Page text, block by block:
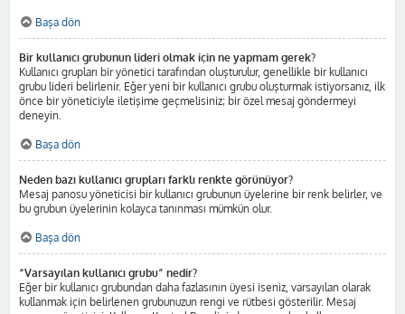
Başa dön
Bir kullanıcı grubunun lideri olmak için ne yapmam gerek?
Kullanıcı grupları bir yönetici tarafından oluşturulur, genellikle bir kullanıcı
grubu lideri belirlenir. Eğer yeni bir kullanıcı grubu oluşturmak istiyorsanız, ilk
önce bir yöneticiyle iletişime geçmelisiniz; bir özel mesaj göndermeyi
deneyin.
Başa dön
Neden bazı kullanıcı grupları farklı renkte görünüyor?
Mesaj panosu yöneticisi bir kullanıcı grubunun üyelerine bir renk belirler, ve
bu grubun üyelerinin kolayca tanınması mümkün olur.
Başa dön
“Varsayılan kullanıcı grubu” nedir?
Eğer bir kullanıcı grubundan daha fazlasının üyesi iseniz, varsayılan olarak
kullanmak için belirlenen grubunuzun rengi ve rütbesi gösterilir. Mesaj